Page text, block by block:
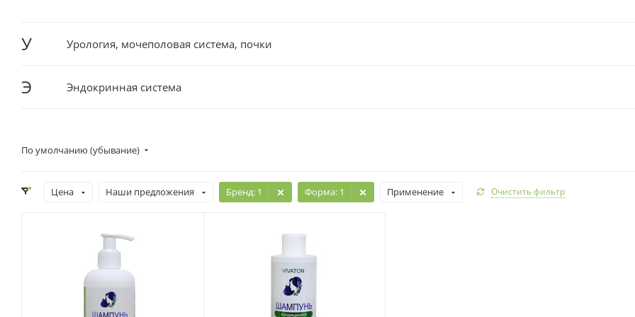
У Урология, мочеполовая система, почки
Э Эндокринная система
По умолчанию (убывание)
Цена Наши предложения Бренд: 1 Форма: 1 Применение Очистить фильтр